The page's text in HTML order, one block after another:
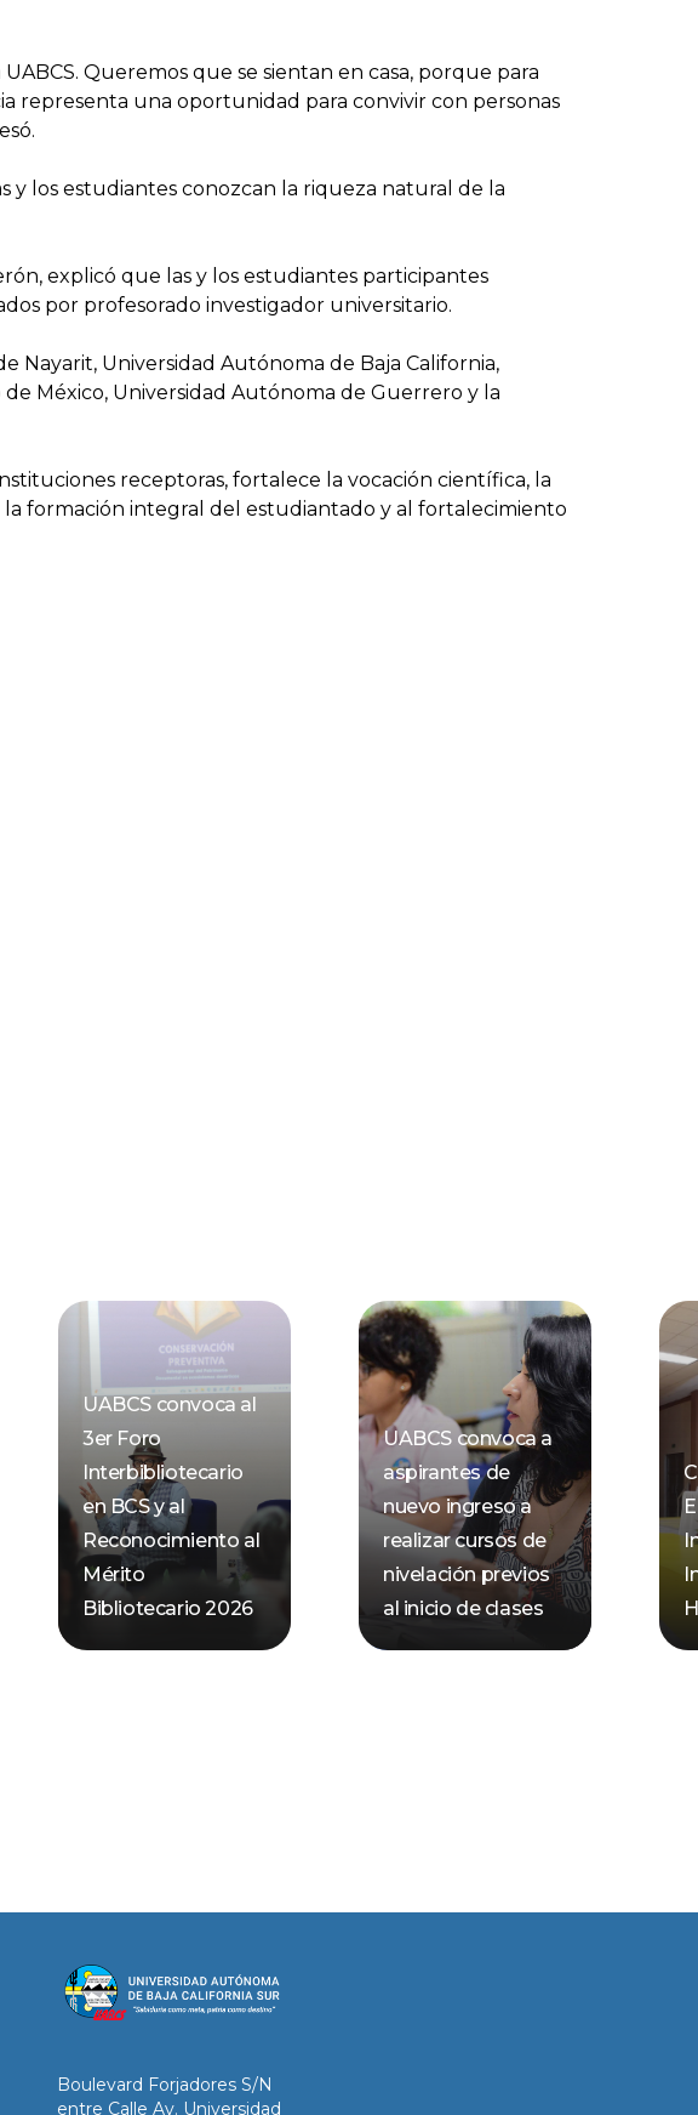
Queremos que se sientan en casa, porque para
representa una oportunidad para convivir con personas
y los estudiantes conozcan la riqueza natural de la
explicó que las y los estudiantes participantes
por profesorado investigador universitario.
Nayarit, Universidad Autónoma de Baja California,
México, Universidad Autónoma de Guerrero y la
receptoras, fortalece la vocación científica, la
formación integral del estudiantado y al fortalecimiento
UABCS convoca al
3er Foro
Interbibliotecario
en BCS y al
Reconocimiento al
Mérito
Bibliotecario 2026
UABCS convoca a
aspirantes de
nuevo ingreso a
realizar cursos de
nivelación previos
al inicio de clases
Boulevard Forjadores S/N
entre Calle Av. Universidad